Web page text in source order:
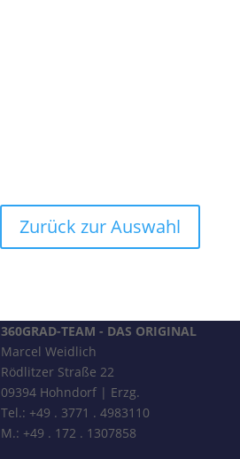
Zurück zur Auswahl
360GRAD-TEAM - DAS ORIGINAL
Marcel Weidlich
Rödlitzer Straße 22
09394 Hohndorf | Erzg.
Tel.: +49 . 3771 . 4983110
M.: +49 . 172 . 1307858